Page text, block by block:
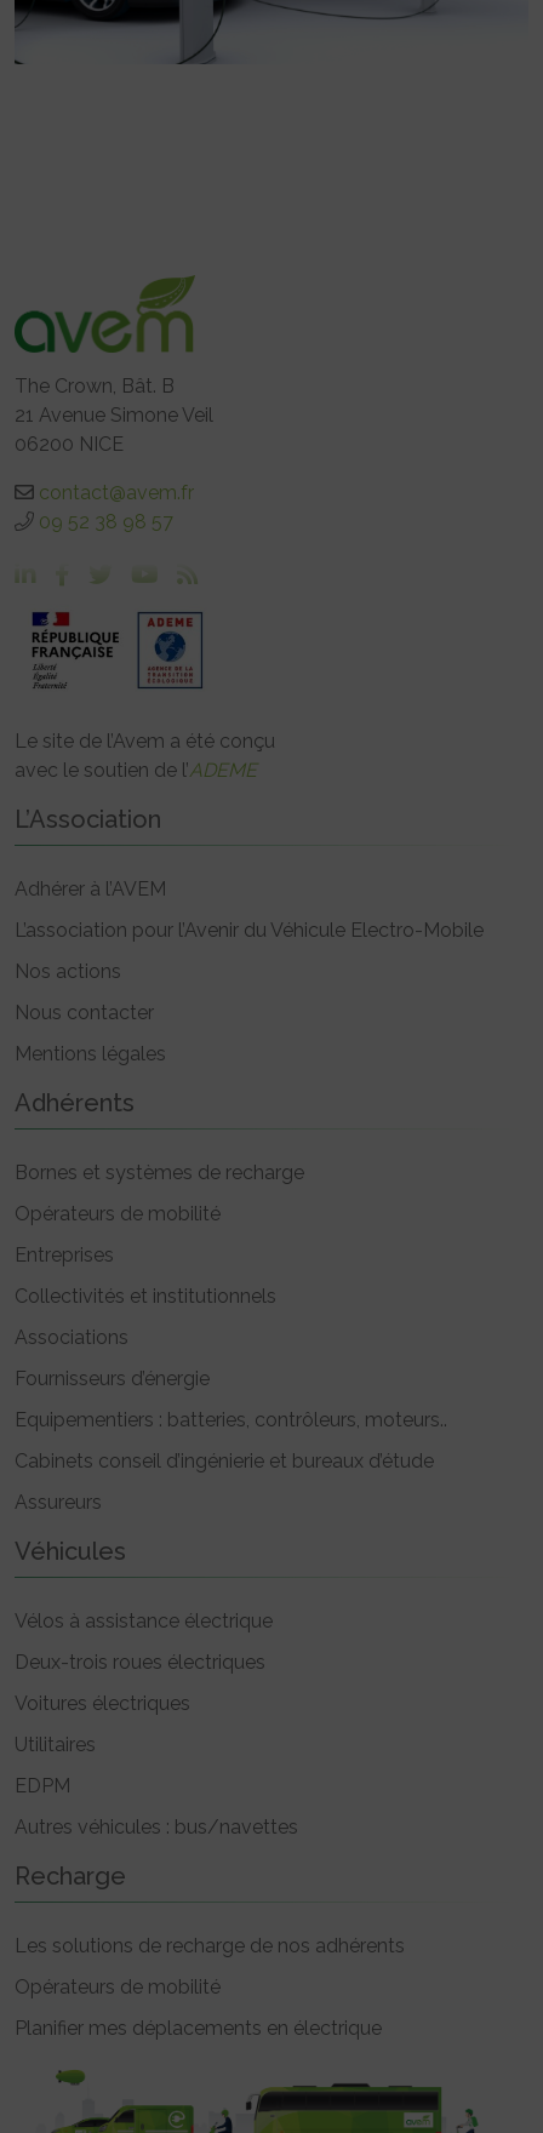
The Crown, Bât. B
21 Avenue Simone Veil
06200 NICE
contact@avem.fr
09 52 38 98 57
Le site de l’Avem a été conçu
avec le soutien de l’ADEME
L’Association
Adhérer à l’AVEM
L’association pour l’Avenir du Véhicule Electro-Mobile
Nos actions
Nous contacter
Mentions légales
Adhérents
Bornes et systèmes de recharge
Opérateurs de mobilité
Entreprises
Collectivités et institutionnels
Associations
Fournisseurs d’énergie
Equipementiers : batteries, contrôleurs, moteurs..
Cabinets conseil d’ingénierie et bureaux d’étude
Assureurs
Véhicules
Vélos à assistance électrique
Deux-trois roues électriques
Voitures électriques
Utilitaires
EDPM
Autres véhicules : bus/navettes
Recharge
Les solutions de recharge de nos adhérents
Opérateurs de mobilité
Planifier mes déplacements en électrique